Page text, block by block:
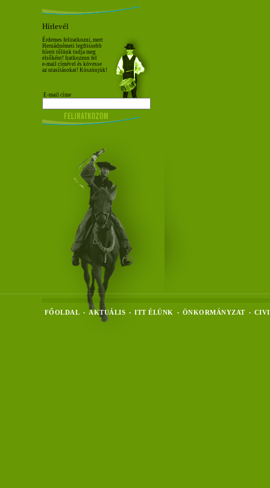
Hírlevél
Érdemes feliratkozni, mert
Hernádnémeti legfrissebb
híreit tőlünk tudja meg
elsőként! Iratkozzon fel
e-mail címével és kövesse
az utasításokat! Köszönjük!
E-mail címe
FŐOLDAL • AKTUÁLIS • ITT ÉLÜNK • ÖNKORMÁNYZAT •